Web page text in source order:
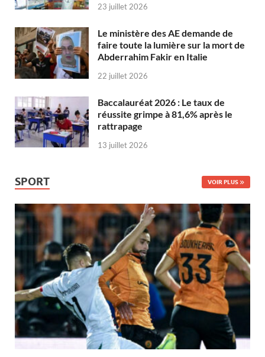
23 juillet 2026
Le ministère des AE demande de
faire toute la lumière sur la mort de
Abderrahim Fakir en Italie
22 juillet 2026
Baccalauréat 2026 : Le taux de
réussite grimpe à 81,6% après le
rattrapage
13 juillet 2026
SPORT VOIR PLUS